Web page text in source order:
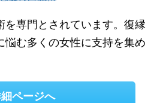
を専門とされています。復縁
悩む多くの女性に支持を集め
ページへ